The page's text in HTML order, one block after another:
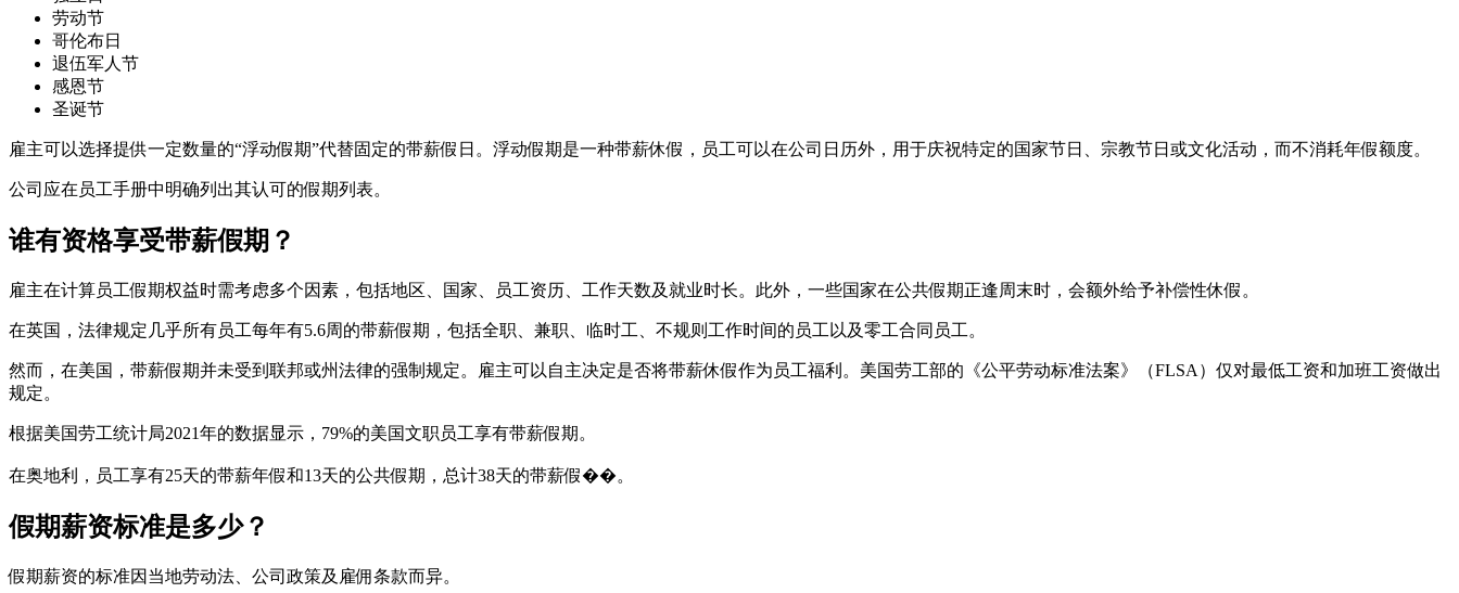
劳动节
哥伦布日
退伍军人节
感恩节
圣诞节
雇主可以选择提供一定数量的“浮动假期”代替固定的带薪假日。浮动假期是一种带薪休假，员工可以在公司日历外，用于庆祝特定的国家节日、宗教节日或文化活动，而不消耗年假额度。
公司应在员工手册中明确列出其认可的假期列表。
谁有资格享受带薪假期？
雇主在计算员工假期权益时需考虑多个因素，包括地区、国家、员工资历、工作天数及就业时长。此外，一些国家在公共假期正逢周末时，会额外给予补偿性休假。
在英国，法律规定几乎所有员工每年有5.6周的带薪假期，包括全职、兼职、临时工、不规则工作时间的员工以及零工合同员工。
然而，在美国，带薪假期并未受到联邦或州法律的强制规定。雇主可以自主决定是否将带薪休假作为员工福利。美国劳工部的《公平劳动标准法案》（FLSA）仅对最低工资和加班工资做出
规定。
根据美国劳工统计局2021年的数据显示，79%的美国文职员工享有带薪假期。
在奥地利，员工享有25天的带薪年假和13天的公共假期，总计38天的带薪假��。
假期薪资标准是多少？
假期薪资的标准因当地劳动法、公司政策及雇佣条款而异。